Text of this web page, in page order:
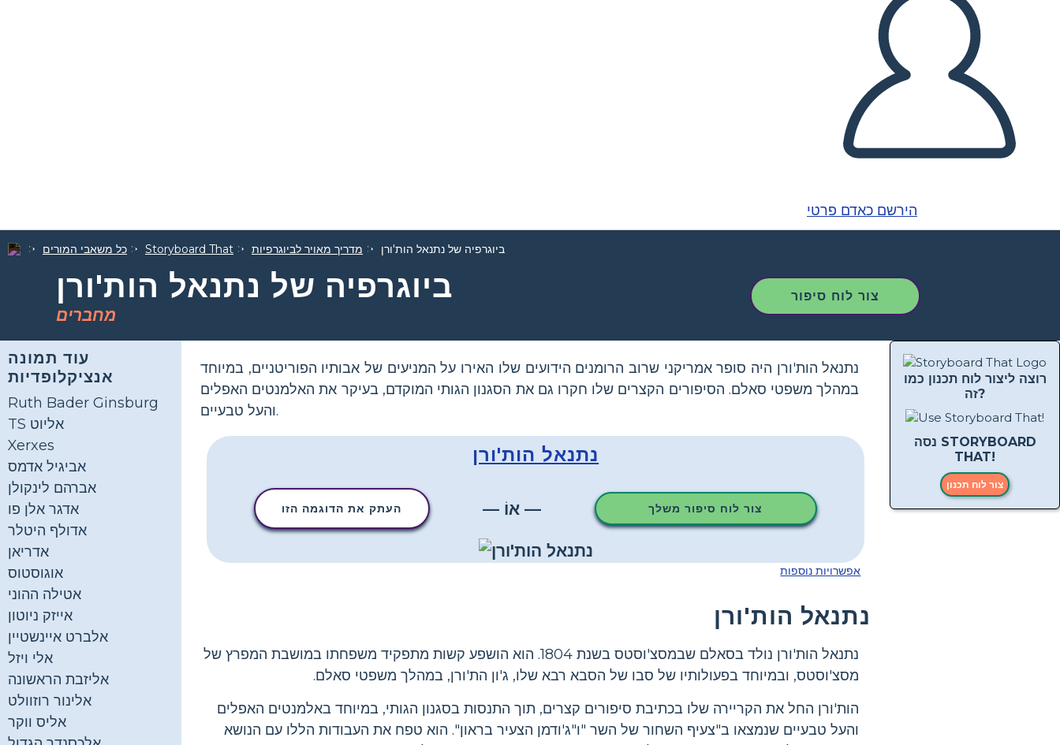
הירשם כאדם פרטי
כל משאבי המורים Storyboard That מדריך מאויר לביוגרפיות ביוגרפיה של נתנאל הות'ורן
ביוגרפיה של נתנאל הות'ורן
מחברים
צור לוח סיפור
עוד תמונה
אנציקלופדיות
Ruth Bader Ginsburg
TS אליוט
Xerxes
אביגיל אדמס
אברהם לינקולן
אדגר אלן פו
אדולף היטלר
אדריאן
אוגוסטוס
אטילה ההוני
אייזק ניוטון
אלברט איינשטיין
אלי ויזל
אליזבת הראשונה
אלינור רוזוולט
אליס ווקר
רוצה ליצור לוח תכנון כמו
זה?
נסה STORYBOARD
THAT!
צור לוח תכנון
נתנאל הות'ורן היה סופר אמריקני שרוב הרומנים הידועים שלו האירו על המניעים של אבותיו הפוריטניים, במיוחד
במהלך משפטי סאלם. הסיפורים הקצרים שלו חקרו גם את הסגנון הגותי המוקדם, בעיקר את האלמנטים האפלים
והעל טבעיים.
נתנאל הות'ורן
העתק את הדוגמה הזו — אוֹ — צור לוח סיפור משלך
אפשרויות נוספות
נתנאל הות'ורן
נתנאל הות'ורן נולד בסאלם שבמסצ'וסטס בשנת 1804. הוא הושפע קשות מתפקיד משפחתו במושבת המפרץ של
מסצ'וסטס, ובמיוחד בפעולותיו של סבו של הסבא רבא שלו, ג'ון הת'ורן, במהלך משפטי סאלם.
הות'ורן החל את הקריירה שלו בכתיבת סיפורים קצרים, תוך התנסות בסגנון הגותי, במיוחד באלמנטים האפלים
והעל טבעיים שנמצאו ב"צעיף השחור של השר "ו"ג'ודמן הצעיר בראון". הוא טפח את העבודות הללו עם הנושא